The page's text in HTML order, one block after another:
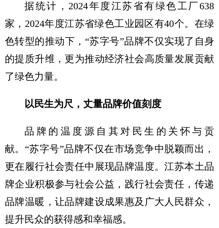
据统计，2024年度江苏省有绿色工厂638
家，2024年度江苏省绿色工业园区有40个。在绿
色转型的推动下，“苏字号”品牌不仅实现了自身
的提质升维，更为推动经济社会高质量发展贡献
了绿色力量。
以民生为尺， 丈量品牌价值刻度
品牌的温度源自其对民生的关怀与贡
献。“苏字号”品牌不仅在市场竞争中脱颖而出，
更在履行社会责任中展现品牌温度。江苏本土品
牌企业积极参与社会公益，践行社会责任，传递
品牌温暖，让品牌建设成果惠及广大人民群众，
提升民众的获得感和幸福感。